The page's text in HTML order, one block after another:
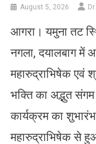
August 5, 2026
आगरा। यमुना तट
नगला, दयालबाग में
महारुद्राभिषेक एवं
भक्ति का अद्भुत
कार्यक्रम का
महारुद्राभिषेक से